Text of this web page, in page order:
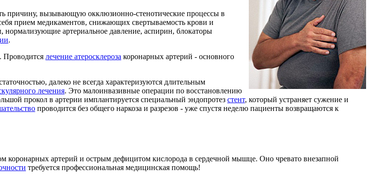
причину, вызывающую окклюзионно-стенотические процессы в
прием медикаментов, снижающих свертываемость крови и
нормализующие артериальное давление, аспирин, блокаторы
.
Проводится лечение атеросклероза коронарных артерий - основного
далеко не всегда характеризуются длительным
лечения. Это малоинвазивные операции по восстановлению
прокол в артерии имплантируется специальный эндопротез стент, который устраняет сужение и
проводится без общего наркоза и разрезов - уже спустя неделю пациенты возвращаются к
коронарных артерий и острым дефицитом кислорода в сердечной мышце. Оно чревато внезапной
требуется профессиональная медицинская помощь!